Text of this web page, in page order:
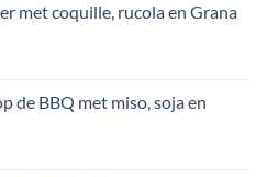
met coquille, rucola en Grana
de BBQ met miso, soja en